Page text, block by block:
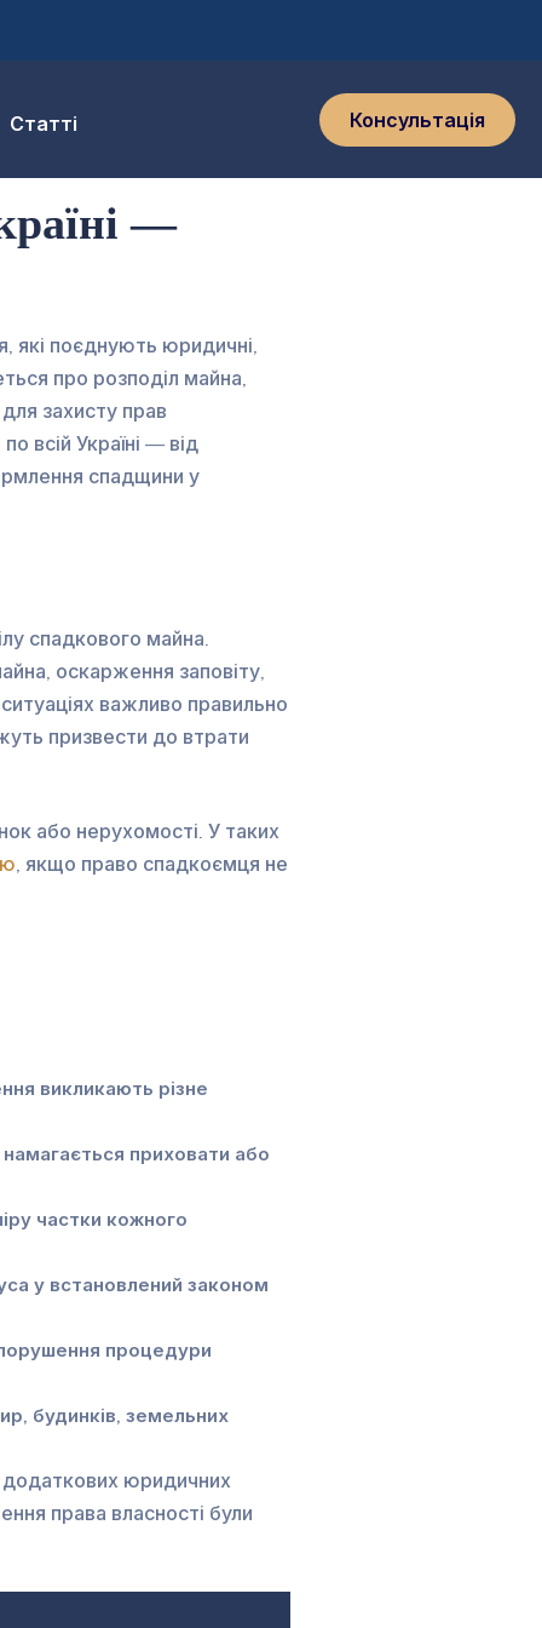
Статті Консультація
—
які поєднують юридичні,
про розподіл майна,
захисту прав
всій Україні — від
спадщини у
спадкового майна.
оскарження заповіту,
важливо правильно
призвести до втрати
або нерухомості. У таких
, якщо право спадкоємця не
викликають різне
намагається приховати або
частки кожного
у встановлений законом
процедури
будинків, земельних
додаткових юридичних
права власності були